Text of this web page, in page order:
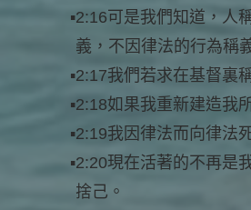
2:16可是我們知道，人
義，不因律法的行為稱
2:17我們若求在基督裏
2:18如果我重新建造我
2:19我因律法而向律法
2:20現在活著的不再是
捨己。